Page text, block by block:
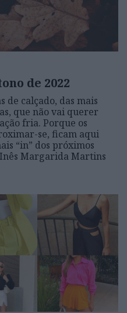
de 2022
de calçado, das mais
que não vai querer
fria. Porque os
se, ficam aqui
“in” dos próximos
Margarida Martins